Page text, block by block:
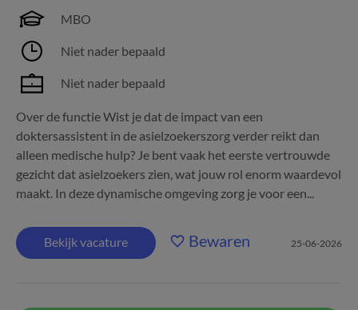
MBO
Niet nader bepaald
Niet nader bepaald
Over de functie Wist je dat de impact van een
doktersassistent in de asielzoekerszorg verder reikt dan
alleen medische hulp? Je bent vaak het eerste vertrouwde
gezicht dat asielzoekers zien, wat jouw rol enorm waardevol
maakt. In deze dynamische omgeving zorg je voor een...
Bekijk vacature Bewaren 25-06-2026